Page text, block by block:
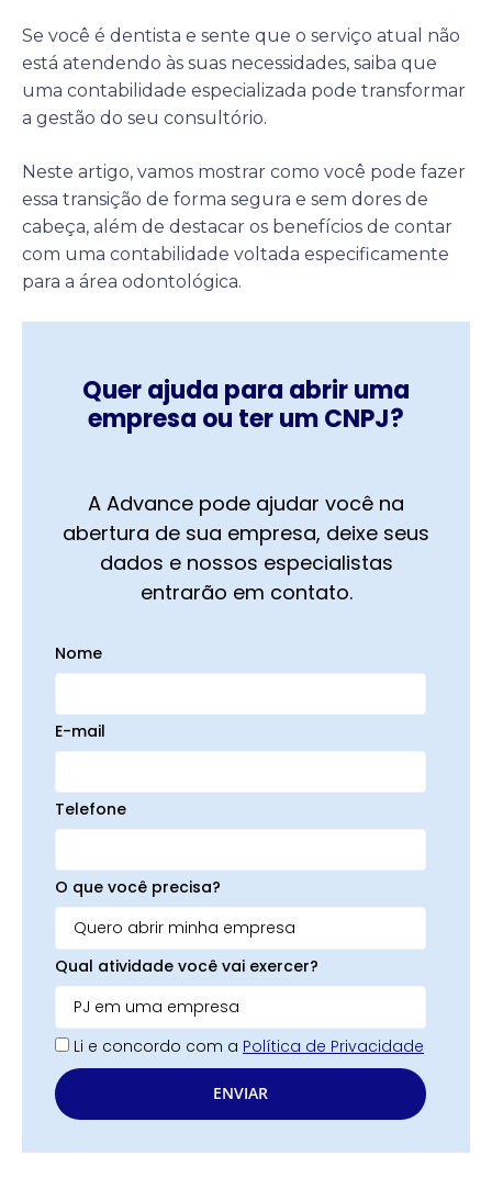
Se você é dentista e sente que o serviço atual não
está atendendo às suas necessidades, saiba que
uma contabilidade especializada pode transformar
a gestão do seu consultório.
Neste artigo, vamos mostrar como você pode fazer
essa transição de forma segura e sem dores de
cabeça, além de destacar os benefícios de contar
com uma contabilidade voltada especificamente
para a área odontológica.
Quer ajuda para abrir uma
empresa ou ter um CNPJ?
A Advance pode ajudar você na
abertura de sua empresa, deixe seus
dados e nossos especialistas
entrarão em contato.
Nome
E-mail
Telefone
O que você precisa?
Qual atividade você vai exercer?
Li e concordo com a Política de Privacidade
ENVIAR